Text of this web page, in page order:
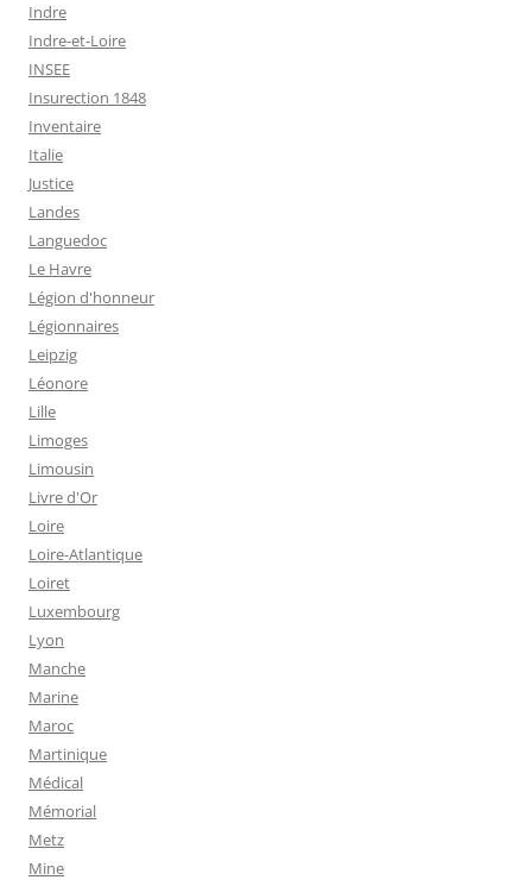
Indre
Indre-et-Loire
INSEE
Insurection 1848
Inventaire
Italie
Justice
Landes
Languedoc
Le Havre
Légion d'honneur
Légionnaires
Leipzig
Léonore
Lille
Limoges
Limousin
Livre d'Or
Loire
Loire-Atlantique
Loiret
Luxembourg
Lyon
Manche
Marine
Maroc
Martinique
Médical
Mémorial
Metz
Mine